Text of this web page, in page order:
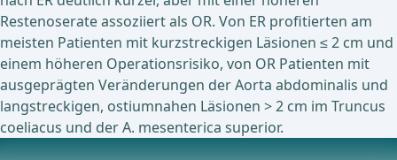
Restenoserate assoziiert als OR. Von ER profitierten am
meisten Patienten mit kurzstreckigen Läsionen ≤ 2 cm und
einem höheren Operationsrisiko, von OR Patienten mit
ausgeprägten Veränderungen der Aorta abdominalis und
langstreckigen, ostiumnahen Läsionen > 2 cm im Truncus
coeliacus und der A. mesenterica superior.
Aktuell laufende Studien zu diesem Thema